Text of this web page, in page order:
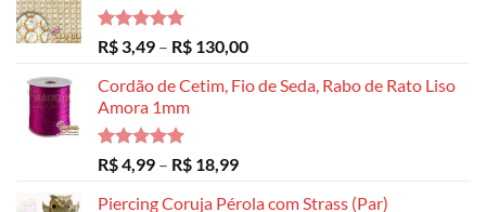
Avaliação
5.00
de 5
R$ 3,49 – R$ 130,00Faixa
preço:
Cordão de Cetim, Fio de Seda, Rabo de Rato Liso
Amora 1mm
Avaliação
5.00
de 5
R$4,99 – R$ 18,99Faixa
preço:
Piercing Coruja Pérola com Strass (Par)